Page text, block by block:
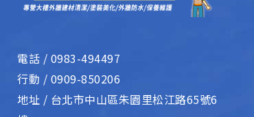
電話 / 0983-494497
行動 / 0909-850206
地址 / 台北市中山區朱園里松江路65號6